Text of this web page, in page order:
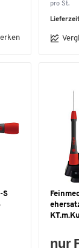
pro St.
S
nur